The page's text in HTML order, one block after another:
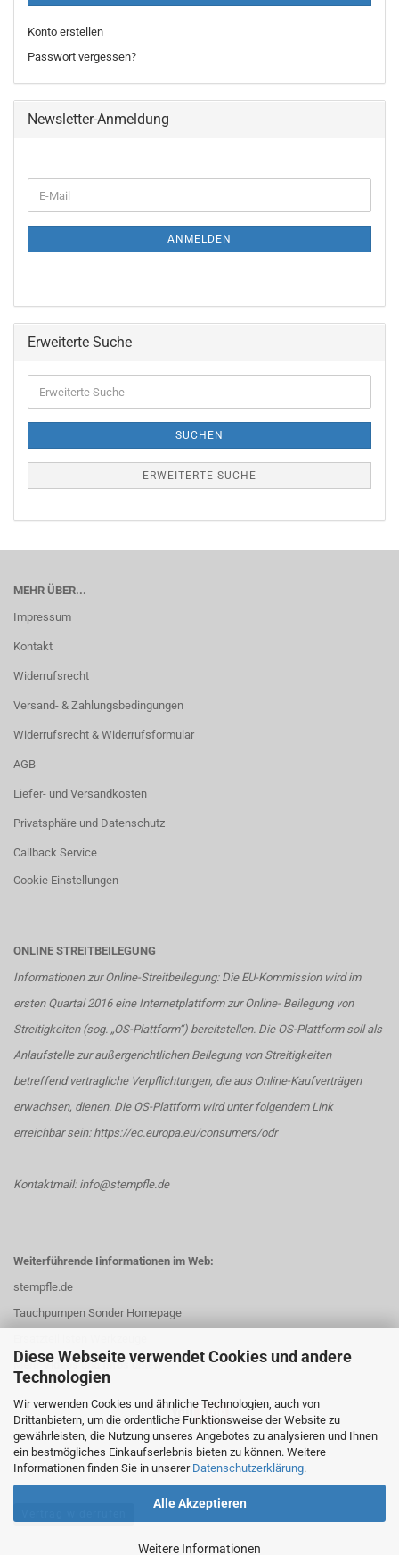
Diese Webseite verwendet Cookies und andere
Technologien
Wir verwenden Cookies und ähnliche Technologien, auch von
Drittanbietern, um die ordentliche Funktionsweise der Website zu
gewährleisten, die Nutzung unseres Angebotes zu analysieren und Ihnen
ein bestmögliches Einkaufserlebnis bieten zu können. Weitere
Informationen finden Sie in unserer Datenschutzerklärung.
Alle Akzeptieren
Weitere Informationen
Konto erstellen
Passwort vergessen?
Newsletter-Anmeldung
ZUR
E-
Mail
ANMELDEN
Erweiterte Suche
Suche
SUCHEN
ERWEITERTE SUCHE
MEHR ÜBER...
Impressum
Kontakt
Widerrufsrecht
Versand- & Zahlungsbedingungen
Widerrufsrecht & Widerrufsformular
AGB
Liefer- und Versandkosten
Privatsphäre und Datenschutz
Callback Service
Cookie Einstellungen
ONLINE STREITBEILEGUNG
Informationen zur Online-Streitbeilegung: Die EU-Kommission wird im
ersten Quartal 2016 eine Internetplattform zur Online- Beilegung von
Streitigkeiten (sog. „OS-Plattform“) bereitstellen. Die OS-Plattform soll als
Anlaufstelle zur außergerichtlichen Beilegung von Streitigkeiten
betreffend vertragliche Verpflichtungen, die aus Online-Kaufverträgen
erwachsen, dienen. Die OS-Plattform wird unter folgendem Link
erreichbar sein: https://ec.europa.eu/consumers/odr
Kontaktmail: info@stempfle.de
Weiterführende Iinformationen im Web:
stempfle.de
Tauchpumpen Sonder Homepage
Mehr Videos und Infos unter: